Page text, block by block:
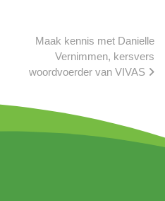
Maak kennis met Danielle
Vernimmen, kersvers
woordvoerder van VIVAS